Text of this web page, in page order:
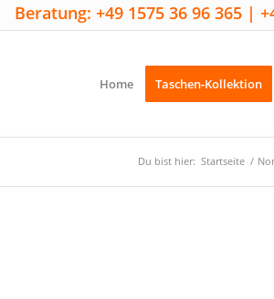
Beratung: +49 1575 36 96 365 |
Home Taschen-Kollektion
Du bist hier: Startseite /